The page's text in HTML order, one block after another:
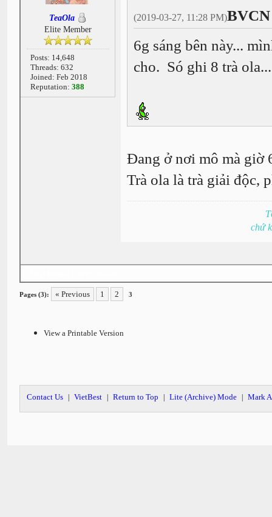
TeaOla
Elite Member
Posts: 14,648
Threads: 632
Joined: Feb 2018
Reputation: 388
(2019-03-27, 11:28 PM)
6g sáng bên này...
cho. Só ghi 8 trà
Đang ở nơi mô mà giờ
Trà ola là trà giải độc,
chứ
Pages (3): « Previous 1 2 3
View a Printable Version
Contact Us VietBest Return to Top Lite (Archive) Mode Mark